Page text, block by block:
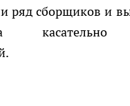
ряд сборщиков и